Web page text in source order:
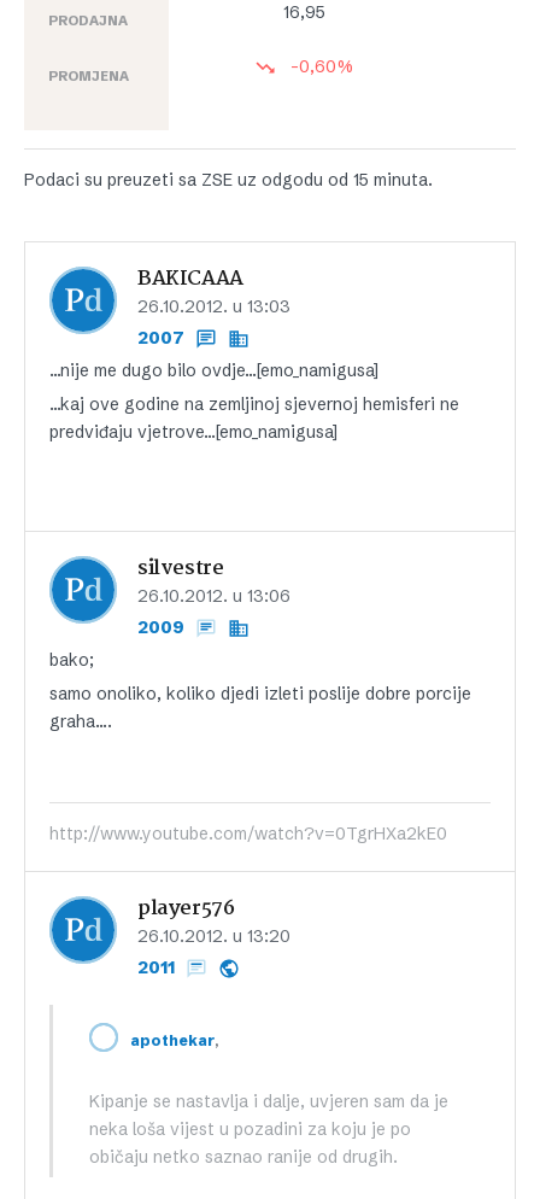
PRODAJNA
PROMJENA
16,95
-0,60%
Podaci su preuzeti sa ZSE uz odgodu od 15 minuta.
BAKICAAA
26.10.2012. u 13:03
2007
…nije me dugo bilo ovdje…[emo_namigusa]
…kaj ove godine na zemljinoj sjevernoj hemisferi ne
predviđaju vjetrove…[emo_namigusa]
silvestre
26.10.2012. u 13:06
2009
bako;
samo onoliko, koliko djedi izleti poslije dobre porcije
graha….
http://www.youtube.com/watch?v=0TgrHXa2kE0
player576
26.10.2012. u 13:20
2011
apothekar,
Kipanje se nastavlja i dalje, uvjeren sam da je
neka loša vijest u pozadini za koju je po
običaju netko saznao ranije od drugih.